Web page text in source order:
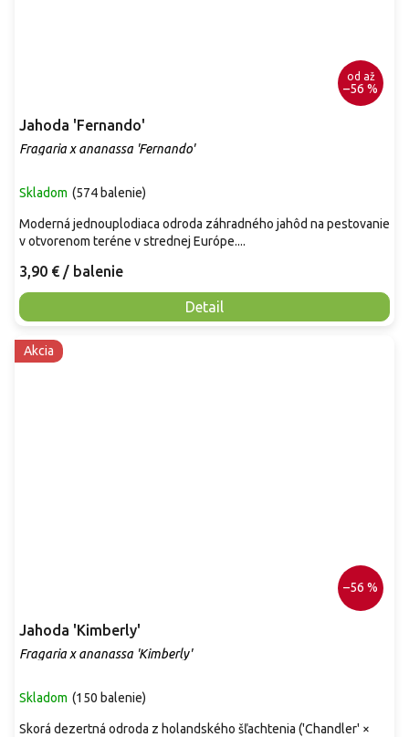
od až
–56 %
Jahoda 'Fernando'
Fragaria x ananassa 'Fernando'
Skladom (574 balenie)
3,90 € / balenie
Detail
Moderná jednouplodiaca odroda záhradného jahôd na pestovanie
v otvorenom teréne v strednej Európe....
Akcia
–56 %
Jahoda 'Kimberly'
Fragaria x ananassa 'Kimberly'
Skladom (150 balenie)
Skorá dezertná odroda z holandského šľachtenia ('Chandler' ×